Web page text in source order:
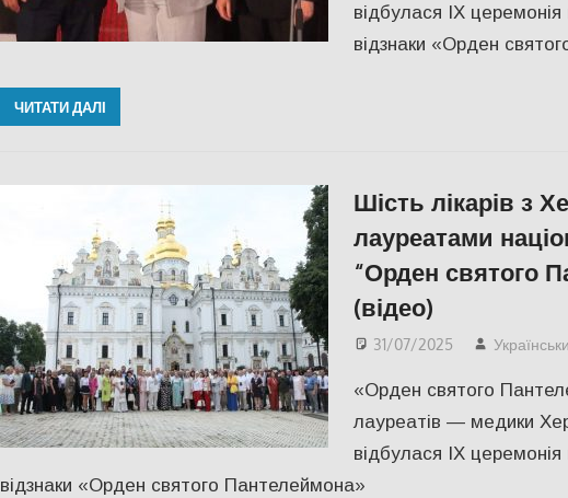
відбулася IX
відзнаки «Орден
ЧИТАТИ ДАЛІ
Шість лікарів з
лауреатами
“Орден святого
(відео)
31/07/2025
«Орден святого
лауреатів — медики
відбулася IX
відзнаки «Орден святого Пантелеймона»